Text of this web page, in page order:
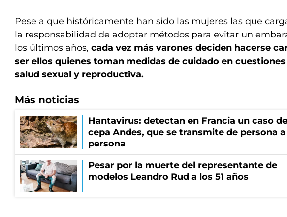
Pese a que históricamente han sido las mujeres las que
la responsabilidad de adoptar métodos para evitar un
los últimos años, cada vez más varones deciden hacerse
ser ellos quienes toman medidas de cuidado en
salud sexual y reproductiva.
Más noticias
Hantavirus: detectan en Francia un caso
cepa Andes, que se transmite de persona a
persona
Pesar por la muerte del representante de
modelos Leandro Rud a los 51 años